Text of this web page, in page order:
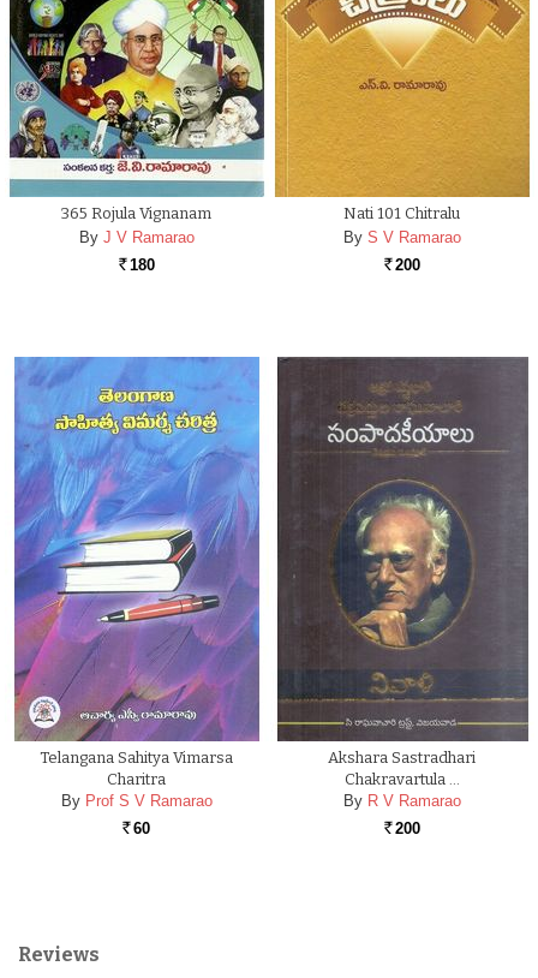
365 Rojula Vignanam
By J V Ramarao
Rs. 180
Nati 101 Chitralu
By S V Ramarao
Rs. 200
Telangana Sahitya Vimarsa
Charitra
By Prof S V Ramarao
Rs. 60
Akshara Sastradhari
Chakravartula …
By R V Ramarao
Rs. 200
Reviews